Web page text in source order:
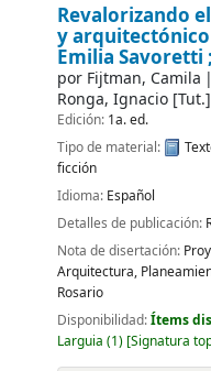
Revalorizando
y
Emilia
por Fijtman, Camila
Ronga, Ignacio[Tut.]
Edición: 1a. ed.
Tipo de material:
ficción
Idioma: Español
Detalles de publicación:
Nota de disertación:
Arquitectura,
Rosario
Disponibilidad:Ítems
Larguia (1) Signatura